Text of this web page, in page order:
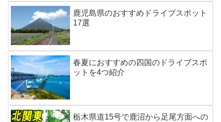
鹿児島県のおすすめドライブスポット
17選
春夏におすすめの四国のドライブスポ
ットを4つ紹介
栃木県道15号で鹿沼から足尾方面への